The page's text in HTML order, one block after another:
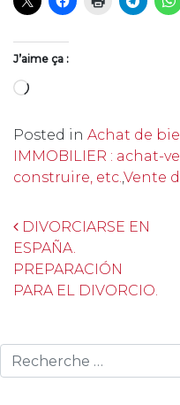
J’aime ça :
Chargement…
Posted in Achat de
IMMOBILIER : achat-
construire, etc.,Vente
Navigation
DIVORCIARSE EN
ESPAÑA.
PREPARACIÓN
PARA EL DIVORCIO.
Rechercher